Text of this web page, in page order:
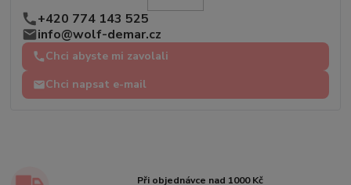
+420 774 143 525
info@wolf-demar.cz
Chci abyste mi zavolali
Chci napsat e-mail
Při objednávce nad 1000 Kč